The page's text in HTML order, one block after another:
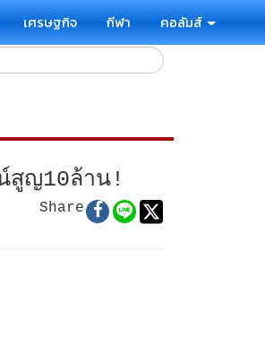
เศรษฐกิจ กีฬา คอลัมส์
สูญ10ล้าน!
Share